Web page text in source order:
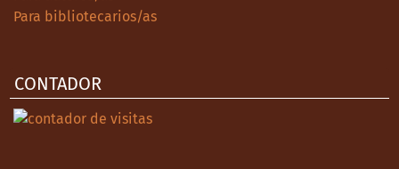
w/v5-n9-feld
la represión. Declaraciones de
perpetradores de la dictadura argentina.
Buenos Aires: Miño y Dávila.
Para bibliotecarios/as
CONTADOR